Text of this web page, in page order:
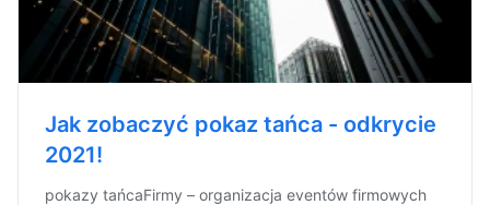
Jak zobaczyć pokaz tańca - odkrycie
2021!
pokazy tańcaFirmy – organizacja eventów firmowych